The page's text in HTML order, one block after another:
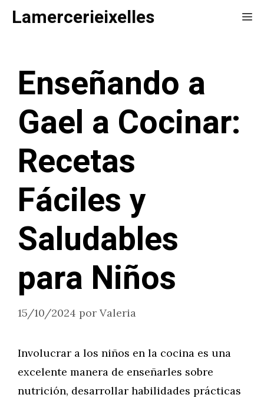
SaltarLamercerieixelles
Enseñando a
Gael a Cocinar:
Recetas
Fáciles y
Saludables
para Niños
15/10/2024 por Valeria
Involucrar a los niños en la cocina es una
excelente manera de enseñarles sobre
nutrición, desarrollar habilidades prácticas